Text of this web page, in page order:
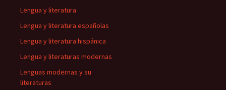
Lengua y literatura
Lengua y literatura españolas
Lengua y literatura hispánica
Lengua y literaturas modernas
Lenguas modernas y su
literaturas